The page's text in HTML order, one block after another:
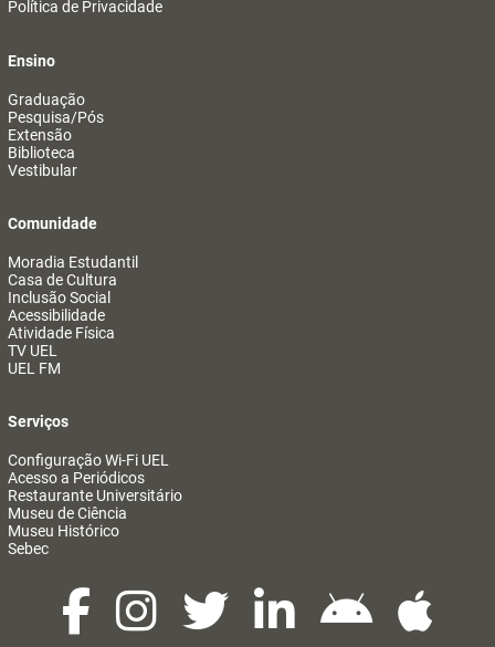
Política de Privacidade
Ensino
Graduação
Pesquisa/Pós
Extensão
Biblioteca
Vestibular
Comunidade
Moradia Estudantil
Casa de Cultura
Inclusão Social
Acessibilidade
Atividade Física
TV UEL
UEL FM
Serviços
Configuração Wi-Fi UEL
Acesso a Periódicos
Restaurante Universitário
Museu de Ciência
Museu Histórico
Sebec